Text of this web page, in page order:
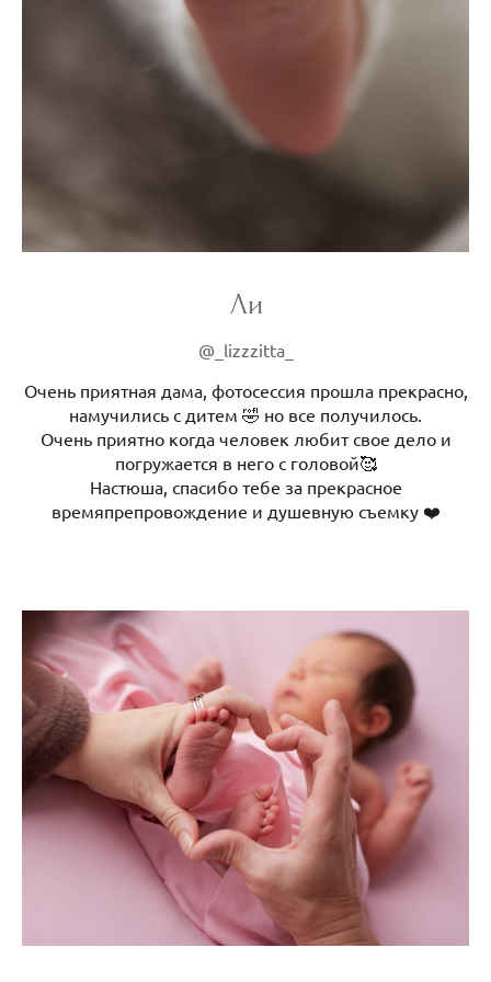
Ли
@_lizzzitta_
Очень приятная дама, фотосессия прошла прекрасно,
намучились с дитем 🤣 но все получилось.
Очень приятно когда человек любит свое дело и
погружается в него с головой🥰
Настюша, спасибо тебе за прекрасное
времяпрепровождение и душевную съемку ❤️